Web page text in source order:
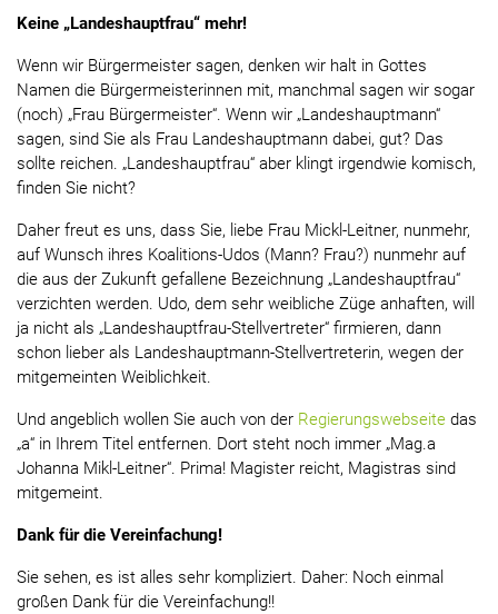
Keine „Landeshauptfrau“ mehr!
Wenn wir Bürgermeister sagen, denken wir halt in Gottes
Namen die Bürgermeisterinnen mit, manchmal sagen wir sogar
(noch) „Frau Bürgermeister“. Wenn wir „Landeshauptmann“
sagen, sind Sie als Frau Landeshauptmann dabei, gut? Das
sollte reichen. „Landeshauptfrau“ aber klingt irgendwie komisch,
finden Sie nicht?
Daher freut es uns, dass Sie, liebe Frau Mickl-Leitner, nunmehr,
auf Wunsch ihres Koalitions-Udos (Mann? Frau?) nunmehr auf
die aus der Zukunft gefallene Bezeichnung „Landeshauptfrau“
verzichten werden. Udo, dem sehr weibliche Züge anhaften, will
ja nicht als „Landeshauptfrau-Stellvertreter“ firmieren, dann
schon lieber als Landeshauptmann-Stellvertreterin, wegen der
mitgemeinten Weiblichkeit.
Und angeblich wollen Sie auch von der Regierungswebseite das
„a“ in Ihrem Titel entfernen. Dort steht noch immer „Mag.a
Johanna Mikl-Leitner“. Prima! Magister reicht, Magistras sind
mitgemeint.
Dank für die Vereinfachung!
Sie sehen, es ist alles sehr kompliziert. Daher: Noch einmal
großen Dank für die Vereinfachung!!